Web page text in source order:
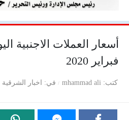
فبراير 2020
كتب mhammad ali في اخبار الشرقية